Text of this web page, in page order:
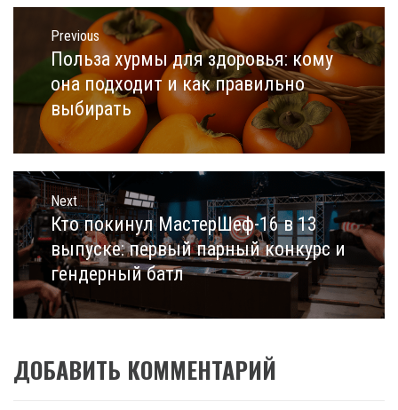
Навигация
записям
Previous
Previous
post:
Польза хурмы для здоровья: кому
она подходит и как правильно
выбирать
Next
Next
post:
Кто покинул МастерШеф-16 в 13
выпуске: первый парный конкурс и
гендерный батл
ДОБАВИТЬ КОММЕНТАРИЙ